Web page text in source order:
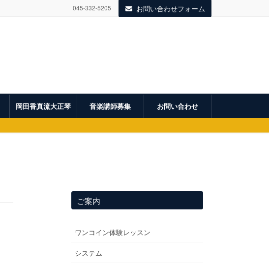
045-332-5205 お問い合わせフォーム
岡田香真流大正琴 音楽講師募集
お問い合わせ
ご案内
ワンコイン体験レッスン
システム